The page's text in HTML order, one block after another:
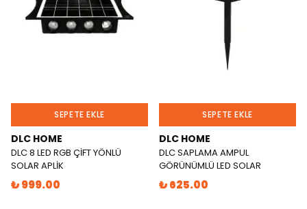
SEPETE EKLE
DLC HOME
DLC 8 LED RGB ÇİFT YÖNLÜ
SOLAR APLİK
₺ 999.00
SEPETE EKLE
DLC HOME
DLC SAPLAMA AMPUL
GÖRÜNÜMLÜ LED SOLAR
₺ 625.00